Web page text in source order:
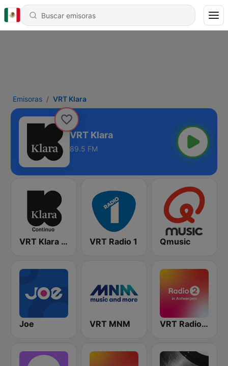
Emisoras VRT Klara
VRT Klara
89.5 FM
VRT Klara Continuo VRT Radio 1 Qmusic
Joe VRT MNM VRT Radio 2 Antwerpen